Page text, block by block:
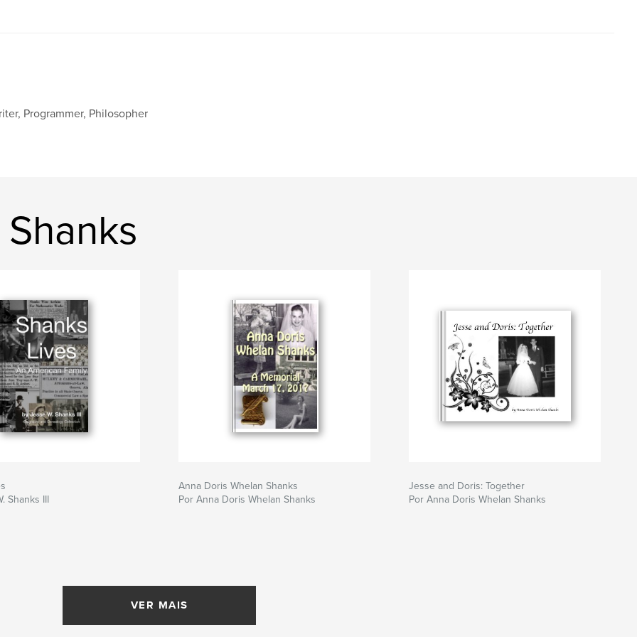
Programmer, Philosopher
Shanks III
Anna Doris Whelan Shanks
Por Anna Doris Whelan Shanks
Jesse and Doris: Together
Por Anna Doris Whelan Shanks
VER MAIS